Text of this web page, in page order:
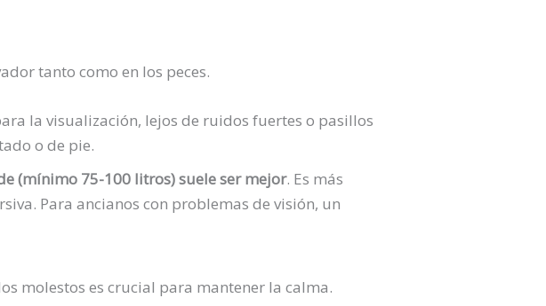
tanto como en los peces.
la visualización, lejos de ruidos fuertes o pasillos
o de pie.
(mínimo 75-100 litros) suele ser mejor. Es más
Para ancianos con problemas de visión, un
molestos es crucial para mantener la calma.